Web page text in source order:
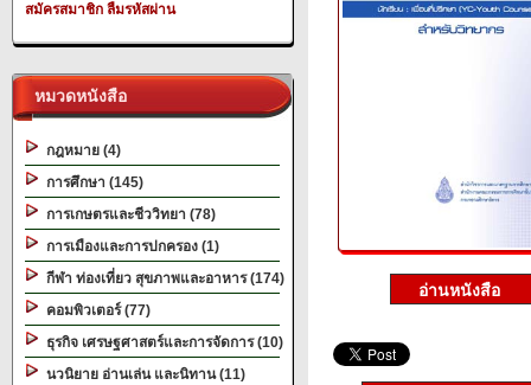
สมัครสมาชิก ลืมรหัสผ่าน
หมวดหนังสือ
กฎหมาย (4)
การศึกษา (145)
การเกษตรและชีววิทยา (78)
การเมืองและการปกครอง (1)
กีฬา ท่องเที่ยว สุขภาพและอาหาร (174)
คอมพิวเตอร์ (77)
ธุรกิจ เศรษฐศาสตร์และการจัดการ (10)
นวนิยาย อ่านเล่น และนิทาน (11)